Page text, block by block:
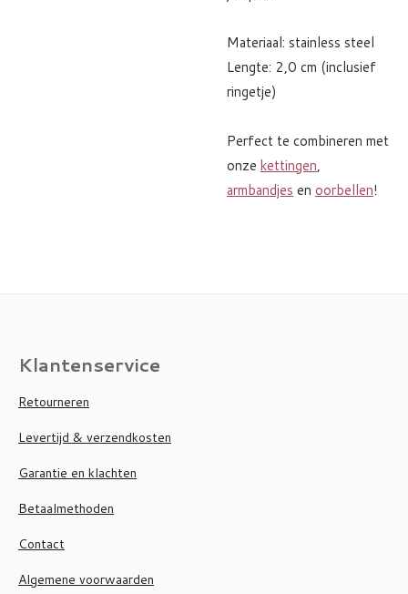
Materiaal: stainless steel
Lengte: 2,0 cm (inclusief
ringetje)
Perfect te combineren met
onze kettingen,
armbandjes en oorbellen!
Klantenservice
Retourneren
Levertijd & verzendkosten
Garantie en klachten
Betaalmethoden
Contact
Algemene voorwaarden